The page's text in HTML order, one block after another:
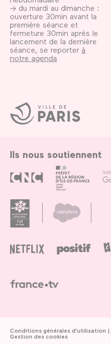
Ville
de
Paris
→ du mardi au dimanche :
ouverture 30min avant la
première séance et
fermeture 30min après le
lancement de la dernière
séance, se reporter à
notre agenda
Ils nous soutiennent
Conditions générales d'utilisation
Gestion des cookies